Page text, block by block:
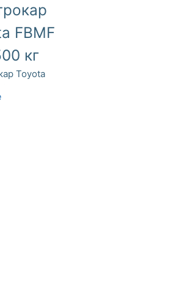
FBMF
кг
Toyota
4-